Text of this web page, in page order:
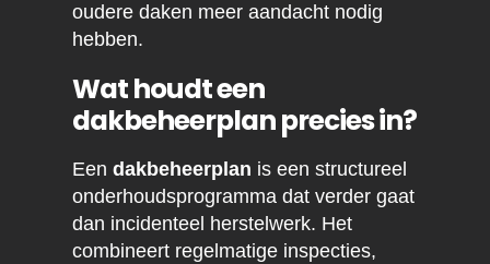
oudere daken meer aandacht nodig
hebben.
Wat houdt een
dakbeheerplan precies in?
Een dakbeheerplan is een structureel
onderhoudsprogramma dat verder gaat
dan incidenteel herstelwerk. Het
combineert regelmatige inspecties,